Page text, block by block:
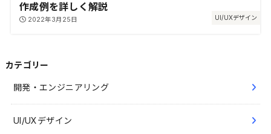
UI/UXデザイン
作成例を詳しく解説
2022年3月25日
カテゴリー
開発・エンジニアリング
UI/UXデザイン